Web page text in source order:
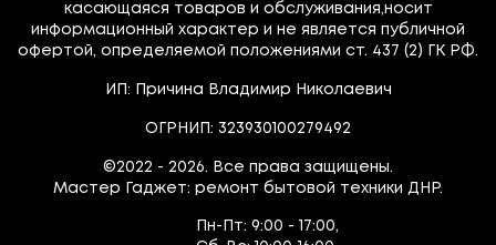
касающаяся товаров и обслуживания,носит
информационный характер и не является публичной
офертой, определяемой положениями ст. 437 (2) ГК РФ.
ИП: Причина Владимир Николаевич
ОГРНИП: 323930100279492
©2022 - 2026. Все права защищены.
Мастер Гаджет: ремонт бытовой техники ДНР.
Пн-Пт: 9:00 - 17:00,